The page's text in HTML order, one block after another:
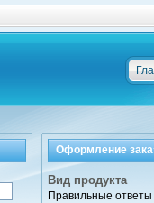
Оформление
Вид продукта
Правильные ответы